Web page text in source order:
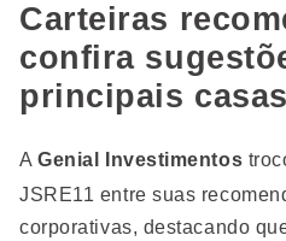
Carteiras
confira
principais
AGenial Investimentos
JSRE11 entre suas
corporativas, destacando